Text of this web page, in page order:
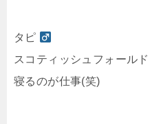
タピ
スコティッシュフォールド
寝るのが仕事(笑)